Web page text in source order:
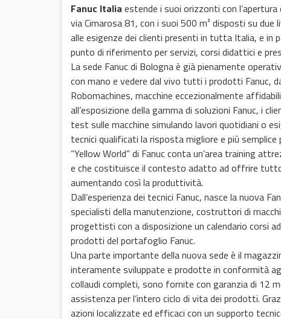
Fanuc Italia estende i suoi orizzonti con l’apertura
via Cimarosa 81, con i suoi 500 m² disposti su
alle esigenze dei clienti presenti in tutta Italia, e in
punto di riferimento per servizi, corsi didattici e
La sede Fanuc di Bologna è già pienamente
con mano e vedere dal vivo tutti i prodotti Fanuc,
Robomachines, macchine eccezionalmente
all’esposizione della gamma di soluzioni Fanuc, i
test sulle macchine simulando lavori quotidiani o
tecnici qualificati la risposta migliore e più
“Yellow World” di Fanuc conta un’area training
e che costituisce il contesto adatto ad offrire
aumentando così la produttività.
Dall’esperienza dei tecnici Fanuc, nasce la nuova
specialisti della manutenzione, costruttori di
progettisti con a disposizione un calendario corsi
prodotti del portafoglio Fanuc.
Una parte importante della nuova sede è il
interamente sviluppate e prodotte in conformità
collaudi completi, sono fornite con garanzia di 12
assistenza per l’intero ciclo di vita dei prodotti.
azioni localizzate ed efficaci con un supporto